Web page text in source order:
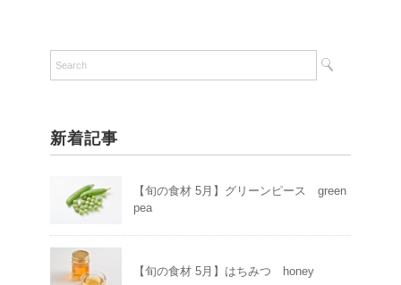
新着記事
【旬の食材 5月】グリーンピース green
pea
【旬の食材 5月】はちみつ honey